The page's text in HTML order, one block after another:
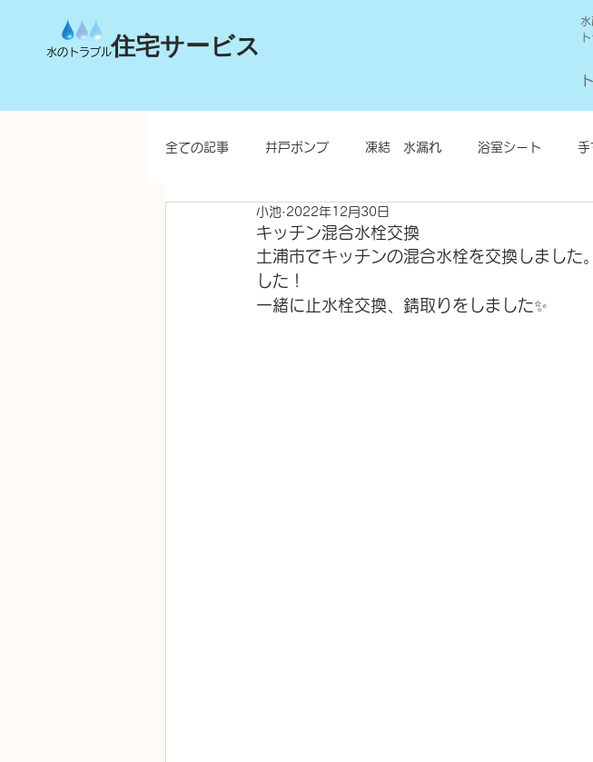
水のトラブル住宅サービス
全ての記事 井戸ポンプ 凍結 水漏れ 浴室シート 手
洗面所 お風呂
水栓柱・不凍水栓柱
キッチン混合水栓交換
小池 2022年12月30日
土浦市でキッチンの混合水栓を交換しまし
した！
一緒に止水栓交換、錆取りをしました✨